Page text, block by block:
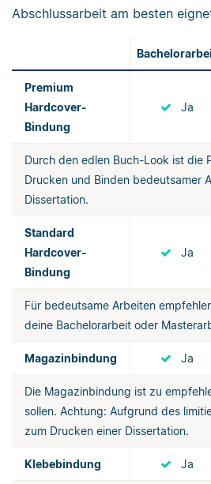
Abschlussarbeit am besten
Premium
Hardcover-
Bindung
Ja
Durch den edlen Buch-Look ist die
Drucken und Binden bedeutsamer
Dissertation.
Standard
Hardcover-
Bindung
Ja
Für bedeutsame Arbeiten
deine Bachelorarbeit oder
Magazinbindung Ja
Die Magazinbindung ist zu
sollen. Achtung: Aufgrund des
zum Drucken einer Dissertation.
Klebebindung Ja